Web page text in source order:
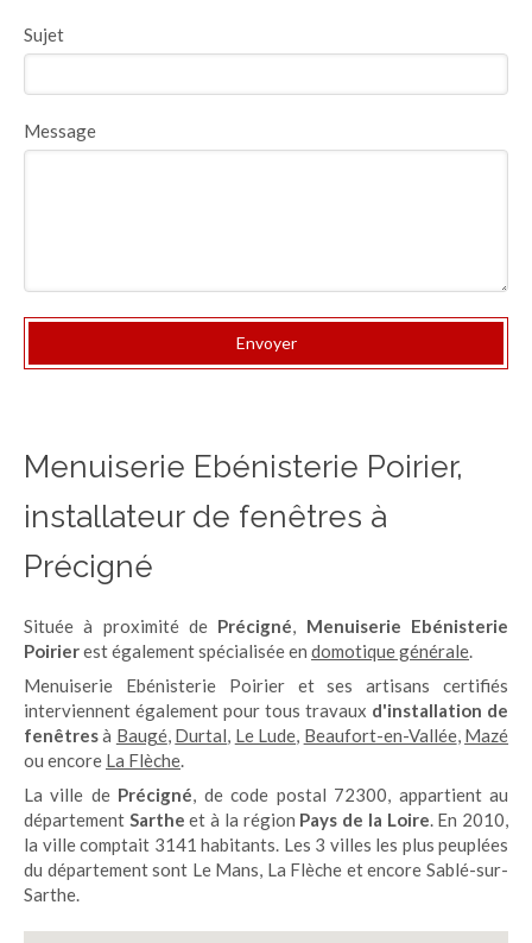
Sujet
Message
Envoyer
Menuiserie Ebénisterie Poirier,
installateur de fenêtres à
Précigné
Située à proximité de Précigné, Menuiserie Ebénisterie
Poirierest également spécialisée en domotique générale.
Menuiserie Ebénisterie Poirier et ses artisans certifiés
interviennent également pour tous travaux d'installation de
fenêtresà Baugé, Durtal, Le Lude, Beaufort-en-Vallée, Mazé
ou encore La Flèche.
La ville de Précigné, de code postal 72300, appartient au
département Sarthe et à la région Pays de la Loire. En 2010,
la ville comptait 3141 habitants. Les 3 villes les plus peuplées
du département sont Le Mans, La Flèche et encore Sablé-sur-
Sarthe.